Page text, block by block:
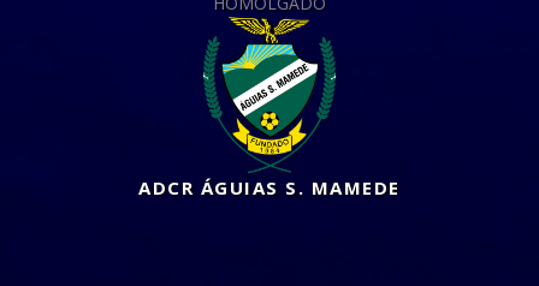
ADCR ÁGUIAS S. MAMEDE